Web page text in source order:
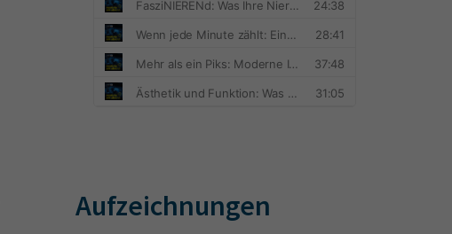
Aufzeichnungen